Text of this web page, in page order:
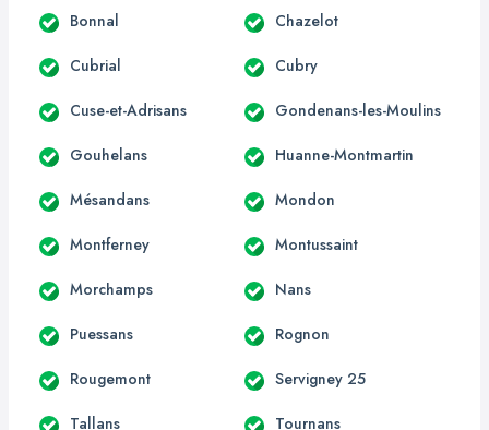
Bonnal Chazelot
Cubrial Cubry
Cuse-et-Adrisans Gondenans-les-Moulins
Gouhelans Huanne-Montmartin
Mésandans Mondon
Montferney Montussaint
Morchamps Nans
Puessans Rognon
Rougemont Servigney 25
Tallans Tournans